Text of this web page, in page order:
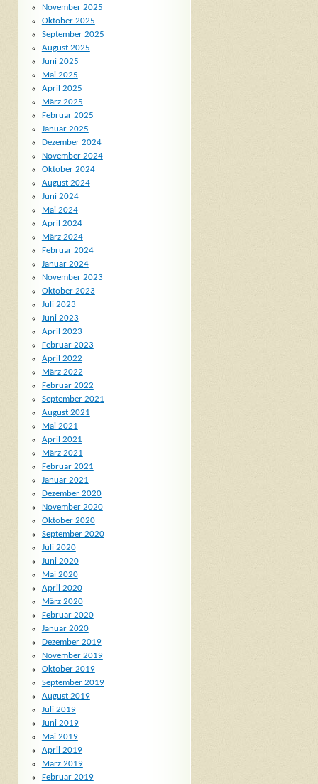
November 2025
Oktober 2025
September 2025
August 2025
Juni 2025
Mai 2025
April 2025
März 2025
Februar 2025
Januar 2025
Dezember 2024
November 2024
Oktober 2024
August 2024
Juni 2024
Mai 2024
April 2024
März 2024
Februar 2024
Januar 2024
November 2023
Oktober 2023
Juli 2023
Juni 2023
April 2023
Februar 2023
April 2022
März 2022
Februar 2022
September 2021
August 2021
Mai 2021
April 2021
März 2021
Februar 2021
Januar 2021
Dezember 2020
November 2020
Oktober 2020
September 2020
Juli 2020
Juni 2020
Mai 2020
April 2020
März 2020
Februar 2020
Januar 2020
Dezember 2019
November 2019
Oktober 2019
September 2019
August 2019
Juli 2019
Juni 2019
Mai 2019
April 2019
März 2019
Februar 2019